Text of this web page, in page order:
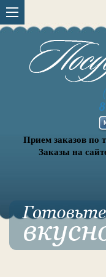
Прием заказов по
Заказы на